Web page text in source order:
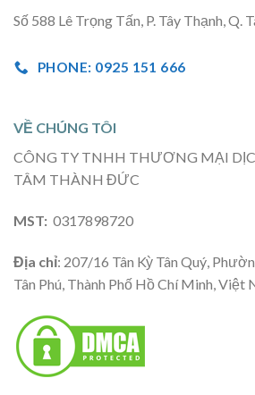
Số 588 Lê Trọng Tấn, P. Tây Thạnh, Q.
PHONE: 0925 151 666
VỀ CHÚNG TÔI
CÔNG TY TNHH THƯƠNG MẠI
TÂM THÀNH ĐỨC
MST: 0317898720
Địa chỉ: 207/16 Tân Kỳ Tân Quý,
Tân Phú, Thành Phố Hồ Chí Minh, Việt